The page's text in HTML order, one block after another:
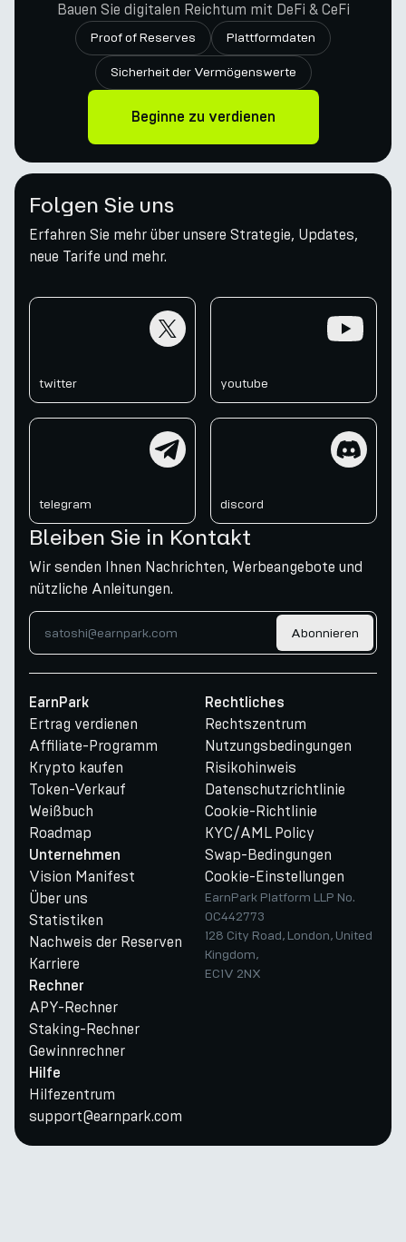
Bauen Sie digitalen Reichtum mit DeFi & CeFi
Proof of Reserves Plattformdaten
Sicherheit der Vermögenswerte
Beginne zu verdienen
Folgen Sie uns
Erfahren Sie mehr über unsere Strategie, Updates,
neue Tarife und mehr.
twitter youtube
telegram discord
Bleiben Sie in Kontakt
Wir senden Ihnen Nachrichten, Werbeangebote und
nützliche Anleitungen.
Abonnieren
EarnPark
Ertrag verdienen
Affiliate-Programm
Krypto kaufen
Token-Verkauf
Weißbuch
Roadmap
Unternehmen
Vision Manifest
Über uns
Statistiken
Nachweis der Reserven
Karriere
Rechner
APY-Rechner
Staking-Rechner
Gewinnrechner
Hilfe
Hilfezentrum
support@earnpark.com
Rechtliches
Rechtszentrum
Nutzungsbedingungen
Risikohinweis
Datenschutzrichtlinie
Cookie-Richtlinie
KYC/AML Policy
Swap-Bedingungen
Cookie-Einstellungen
EarnPark Platform LLP No.
OC442773
128 City Road, London, United
Kingdom,
EC1V 2NX